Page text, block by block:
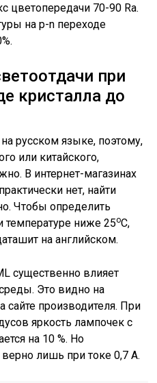
цветопередачи 70-90 Ra.
на p-n переходе
при
кристалла до
русском языке, поэтому,
или китайского,
В интернет-магазинах
нет, найти
Чтобы определить
температуре ниже 25оС,
на английском.
существенно влияет
Это видно на
производителя. При
яркость лампочек с
на 10 %. Но
верно лишь при токе 0,7 А.